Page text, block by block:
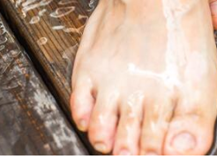
Rachado
no Calcanhar
na Planta do Pé
e Corpo
Para Bolha
Para Calo
Para
Para Perna
Creme de
Óleo